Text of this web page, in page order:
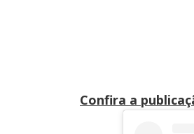
Confira a